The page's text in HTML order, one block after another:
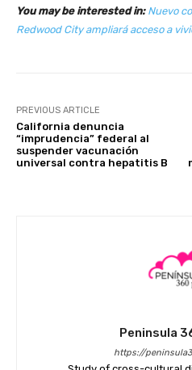
You may be interested in: Nuevo
Redwood City ampliará acceso a
PREVIOUS ARTICLE
California denuncia
“imprudencia” federal al
suspender vacunación
universal contra hepatitis B
Peninsula
https://